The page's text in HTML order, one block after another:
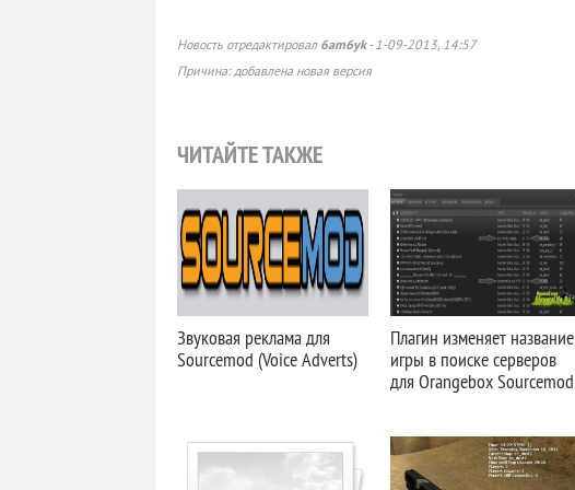
Новость отредактировал 6am6yk- 1-09-2013, 14:57
Причина: добавлена новая версия
ЧИТАЙТЕ ТАКЖЕ
Звуковая реклама для
Sourcemod (Voice Adverts)
Плагин изменяет название
игры в поиске серверов
для Orangebox Sourcemod